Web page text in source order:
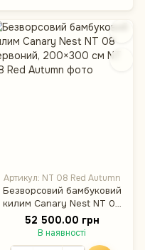
Артикул: NT 08 Red Autumn
Безворсовий бамбуковий
килим Canary Nest NT 08
червоний, 200×300 см
52 500.00 грн
В наявності